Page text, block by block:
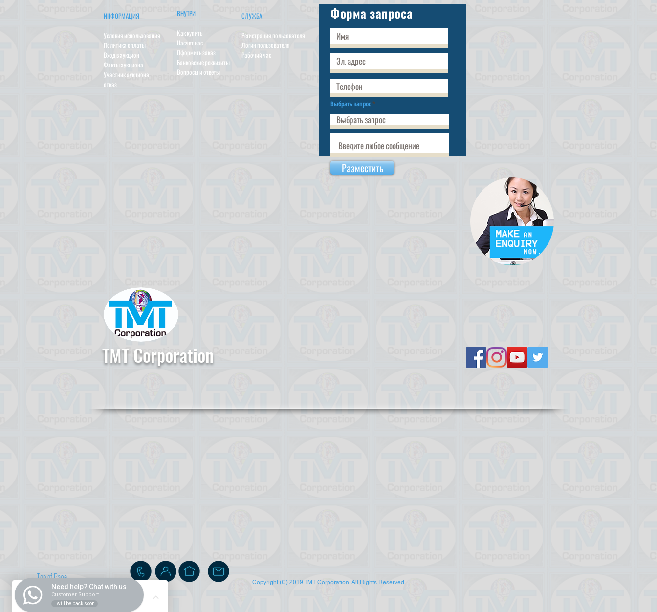
Top of Page
ИНФОРМАЦИЯ
Условия использования
Политика оплаты
Вход в аукцион
Факты аукциона
Участник аукциона
отказ
ВНУТРИ
Как купить
Насчет нас
Оформить заказ
Банковские реквизиты
Вопросы и ответы
СЛУЖБА
Регистрация пользователя
Логин пользователя
Рабочий час
Форма запроса
Выбрать запрос
Разместить
TMT Corporation
Copyright (C) 2019 TMT Corporation. All Rights Reserved.
Need help? Chat with us
Customer Support
I will be back soon